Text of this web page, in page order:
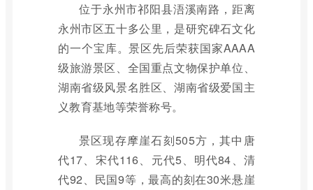
位于永州市祁阳县浯溪南路，距离
永州市区五十多公里，是研究碑石文化
的一个宝库。景区先后荣获国家AAAA
级旅游景区、全国重点文物保护单位、
湖南省级风景名胜区、湖南省级爱国主
义教育基地等荣誉称号。
景区现存摩崖石刻505方，其中唐
代17、宋代116、元代5、明代84、清
代92、民国9等，最高的刻在30米悬崖